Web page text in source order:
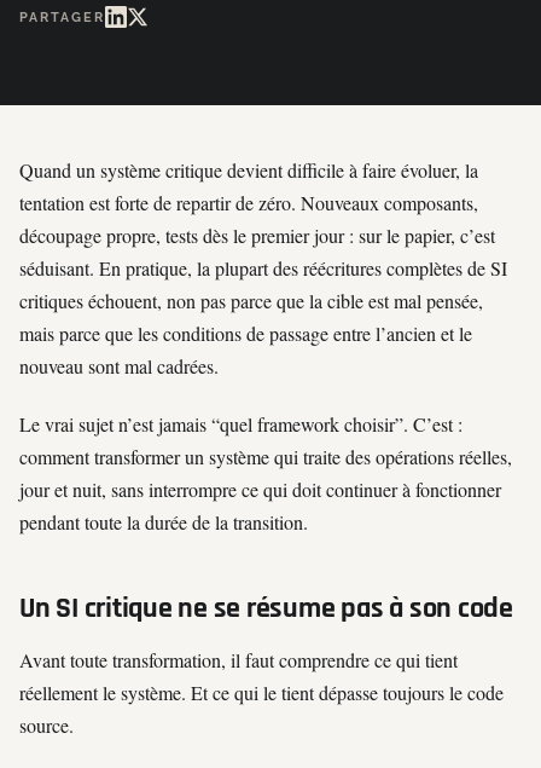
PARTAGER
Quand un système critique devient difficile à faire évoluer, la
tentation est forte de repartir de zéro. Nouveaux composants,
découpage propre, tests dès le premier jour : sur le papier, c’est
séduisant. En pratique, la plupart des réécritures complètes de SI
critiques échouent, non pas parce que la cible est mal pensée,
mais parce que les conditions de passage entre l’ancien et le
nouveau sont mal cadrées.
Le vrai sujet n’est jamais “quel framework choisir”. C’est :
comment transformer un système qui traite des opérations réelles,
jour et nuit, sans interrompre ce qui doit continuer à fonctionner
pendant toute la durée de la transition.
Un SI critique ne se résume pas à son code
Avant toute transformation, il faut comprendre ce qui tient
réellement le système. Et ce qui le tient dépasse toujours le code
source.